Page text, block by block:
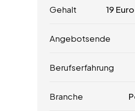
Gehalt 19 Euro
Angebotsende
Berufserfahrung
Branche